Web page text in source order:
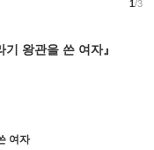
왕관을 쓴 여자』
여자
1/3